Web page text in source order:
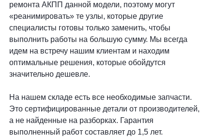
ремонта АКПП данной модели, поэтому могут
«реанимировать» те узлы, которые другие
специалисты готовы только заменить, чтобы
выполнить работы на большую сумму. Мы всегда
идем на встречу нашим клиентам и находим
оптимальные решения, которые обойдутся
значительно дешевле.
На нашем складе есть все необходимые запчасти.
Это сертифицированные детали от производителей,
а не найденные на разборках. Гарантия
выполненный работ составляет до 1,5 лет.